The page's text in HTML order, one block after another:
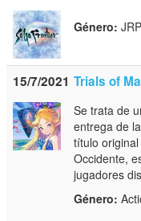
Género:
15/7/2021 Trials of
Se trata de
entrega de
título
Occidente,
jugadores
Género: